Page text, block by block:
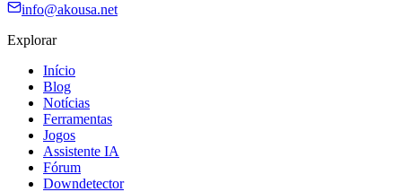
info@akousa.net
Explorar
Início
Blog
Notícias
Ferramentas
Jogos
Assistente IA
Fórum
Downdetector